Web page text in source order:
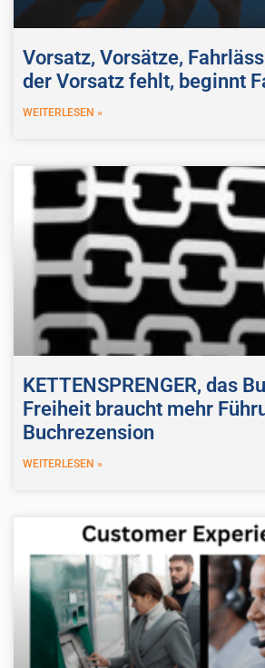
Vorsatz, Vorsätze,
der Vorsatz fehlt, beginnt
WEITERLESEN »
KETTENSPRENGER, das
Freiheit braucht mehr
Buchrezension
WEITERLESEN »